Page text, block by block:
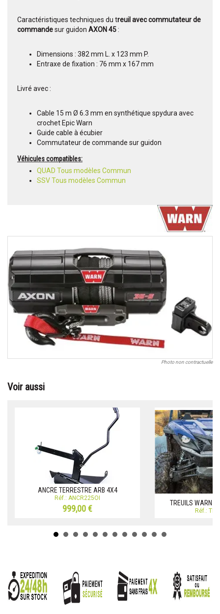
Caractéristiques techniques du treuil avec commutateur de
commandesur guidon AXON 45:
Dimensions : 382 mm L. x 123 mm P.
Entraxe de fixation : 76 mm x 167 mm
Livré avec :
Cable 15 m Ø 6.3 mm en synthétique spydura avec
crochet Epic Warn
Guide cable à écubier
Commutateur de commande sur guidon
Véhicules compatibles:
QUAD Tous modèles Commun
SSV Tous modèles Commun
Photo non contractuelle
Voir aussi
ANCRE TERRESTRE ARB 4X4
Réf.: ANCR225OI
999,00 €
TREUILS WARN
Réf.: